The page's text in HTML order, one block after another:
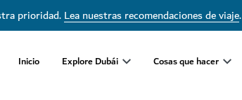
prioridad.Lea nuestras recomendaciones de viaje.
Inicio Explore Dubái Cosas que hacer